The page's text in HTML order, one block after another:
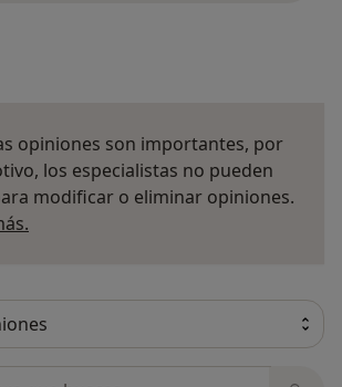
opiniones son importantes, por
los especialistas no pueden
modificar o eliminar opiniones.